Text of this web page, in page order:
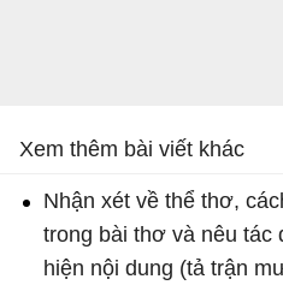
Xem thêm bài viết khác
Nhận xét về thể thơ,
trong bài thơ và nêu tác
hiện nội dung (tả trận